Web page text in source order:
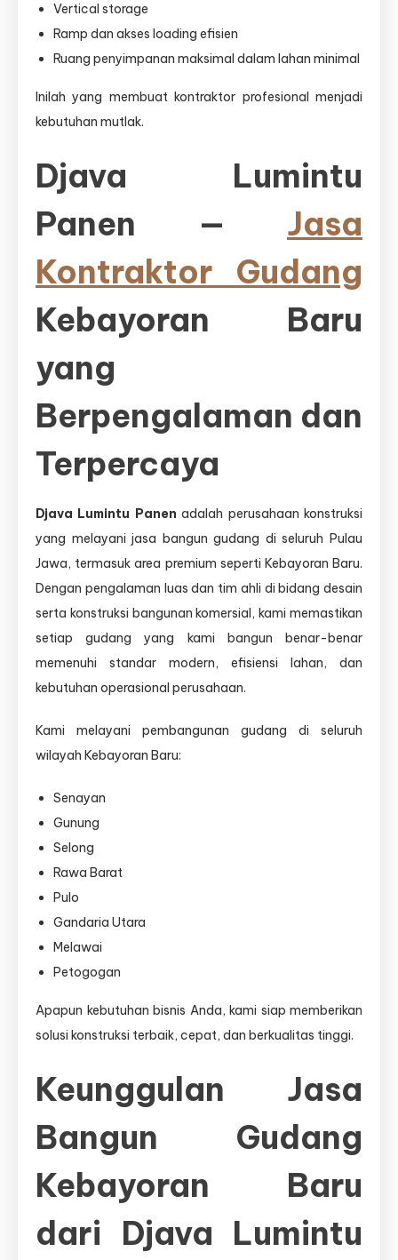
Vertical storage
Ramp dan akses loading efisien
Ruang penyimpanan maksimal dalam lahan minimal
Inilah yang membuat kontraktor profesional menjadi
kebutuhan mutlak.
Djava Lumintu
Panen — Jasa
Kontraktor Gudang
Kebayoran Baru
yang
Berpengalaman dan
Terpercaya
Djava Lumintu Panen adalah perusahaan konstruksi
yang melayani jasa bangun gudang di seluruh Pulau
Jawa, termasuk area premium seperti Kebayoran Baru.
Dengan pengalaman luas dan tim ahli di bidang desain
serta konstruksi bangunan komersial, kami memastikan
setiap gudang yang kami bangun benar-benar
memenuhi standar modern, efisiensi lahan, dan
kebutuhan operasional perusahaan.
Kami melayani pembangunan gudang di seluruh
wilayah Kebayoran Baru:
Senayan
Gunung
Selong
Rawa Barat
Pulo
Gandaria Utara
Melawai
Petogogan
Apapun kebutuhan bisnis Anda, kami siap memberikan
solusi konstruksi terbaik, cepat, dan berkualitas tinggi.
Keunggulan Jasa
Bangun Gudang
Kebayoran Baru
dari Djava Lumintu